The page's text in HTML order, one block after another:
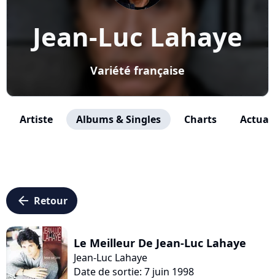
Jean-Luc Lahaye
Variété française
Artiste Albums & Singles Charts
arrow_left Retour
Le Meilleur De Jean-Luc Lahaye
Jean-Luc Lahaye
Date de sortie: 7 juin 1998